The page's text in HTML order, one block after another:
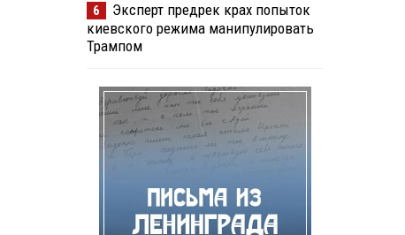
6
Эксперт предрек крах попыток
киевского режима манипулировать
Трампом